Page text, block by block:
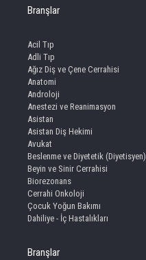
Branşlar
Acil Tıp
Adli Tıp
Ağız Diş ve Çene Cerrahisi
Anatomi
Androloji
Anestezi ve Reanimasyon
Asistan
Asistan Diş Hekimi
Avukat
Beslenme ve Diyetetik (Diyetisyen)
Beyin ve Sinir Cerrahisi
Biorezonans
Cerrahi Onkoloji
Çocuk Yoğun Bakımı
Dahiliye - İç Hastalıkları
Branşlar